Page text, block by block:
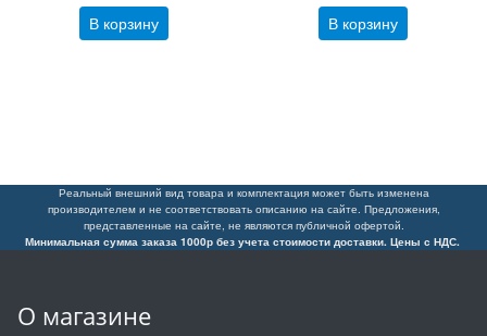
В корзину В корзину
Реальный внешний вид товара и комплектация может быть изменена
производителем и не соответствовать описанию на сайте. Предложения,
представленные на сайте, не являются публичной офертой.
Минимальная сумма заказа 1000р без учета стоимости доставки. Цены с НДС.
О магазине